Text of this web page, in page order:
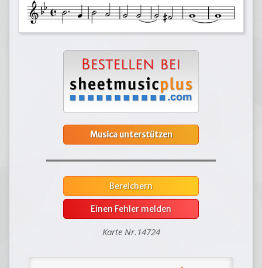
Musica unterstützen
Bereichern
Einen Fehler melden
Karte Nr.14724